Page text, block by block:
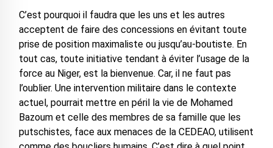
C’est pourquoi il faudra que les uns et les autres
acceptent de faire des concessions en évitant toute
prise de position maximaliste ou jusqu’au-boutiste. En
tout cas, toute initiative tendant à éviter l’usage de la
force au Niger, est la bienvenue. Car, il ne faut pas
l’oublier. Une intervention militaire dans le contexte
actuel, pourrait mettre en péril la vie de Mohamed
Bazoum et celle des membres de sa famille que les
putschistes, face aux menaces de la CEDEAO, utilisent